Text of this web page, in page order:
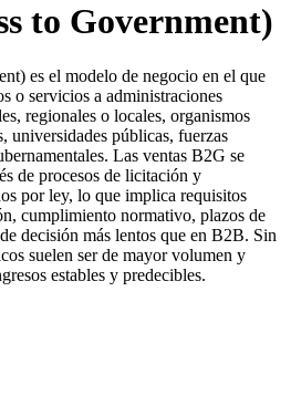
to Government)
es el modelo de negocio en el que
o servicios a administraciones
regionales o locales, organismos
universidades públicas, fuerzas
Las ventas B2G se
de procesos de licitación y
por ley, lo que implica requisitos
cumplimiento normativo, plazos de
decisión más lentos que en B2B. Sin
suelen ser de mayor volumen y
estables y predecibles.